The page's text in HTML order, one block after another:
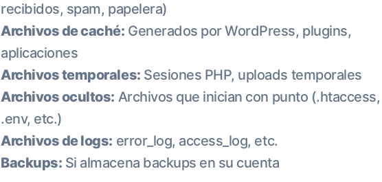
recibidos, spam, papelera)
Archivos de caché: Generados por WordPress, plugins,
aplicaciones
Archivos temporales: Sesiones PHP, uploads temporales
Archivos ocultos: Archivos que inician con punto (.htaccess,
.env, etc.)
Archivos de logs: error_log, access_log, etc.
Backups: Si almacena backups en su cuenta